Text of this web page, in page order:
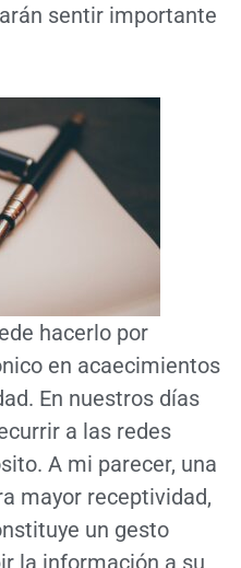
sentir importante
hacerlo por
en acaecimientos
En nuestros días
a las redes
A mi parecer, una
mayor receptividad,
un gesto
la información a su